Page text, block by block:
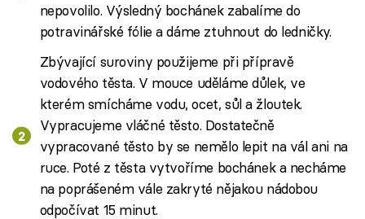
nepovolilo. Výsledný bochánek zabalíme do
potravinářské fólie a dáme ztuhnout do ledničky.
Zbývající suroviny použijeme při přípravě
vodového těsta. V mouce uděláme důlek, ve
kterém smícháme vodu, ocet, sůl a žloutek.
Vypracujeme vláčné těsto. Dostatečně
vypracované těsto by se nemělo lepit na vál ani na
ruce. Poté z těsta vytvoříme bochánek a necháme
na poprášeném vále zakryté nějakou nádobou
odpočívat 15 minut.